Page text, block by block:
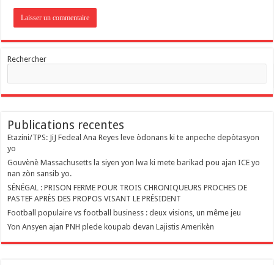
Rechercher
Publications recentes
Etazini/TPS: JiJ Fedeal Ana Reyes leve òdonans ki te anpeche depòtasyon
yo
Gouvènè Massachusetts la siyen yon lwa ki mete barikad pou ajan ICE yo
nan zòn sansib yo.
SÉNÉGAL : PRISON FERME POUR TROIS CHRONIQUEURS PROCHES DE
PASTEF APRÈS DES PROPOS VISANT LE PRÉSIDENT
Football populaire vs football business : deux visions, un même jeu
Yon Ansyen ajan PNH plede koupab devan Lajistis Amerikèn